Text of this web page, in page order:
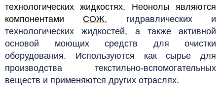
технологических жидкостях. Неонолы являются
компонентами СОЖ, гидравлических и
технологических жидкостей, а также активной
основой моющих средств для очистки
оборудования. Используются как сырье для
производства текстильно-вспомогательных
веществ и применяются других отраслях.